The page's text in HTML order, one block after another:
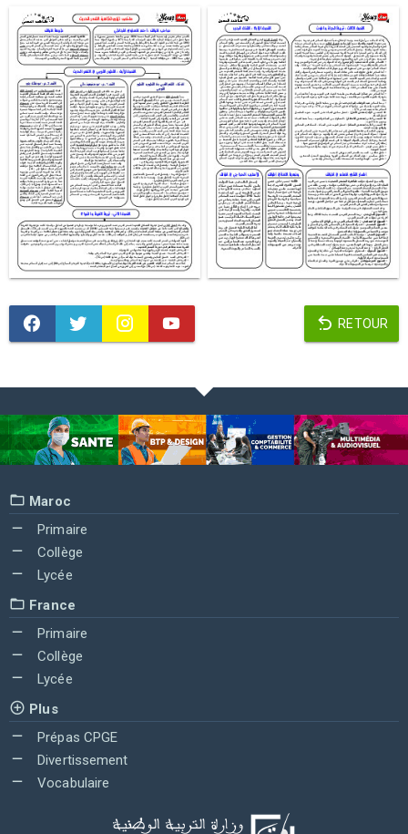
RETOUR
Maroc
Primaire
Collège
Lycée
France
Primaire
Collège
Lycée
Plus
Prépas CPGE
Divertissement
Vocabulaire